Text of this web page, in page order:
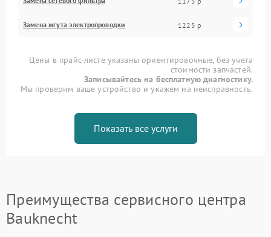
Замена жгута электропроводки 1225 р
Цены в прайс-листе указаны ориентировочные, без учета
стоимости запчастей.
Записывайтесь на бесплатную диагностику.
Мы проверим ваше устройство и укажем на неисправность.
Показать все услуги
Преимущества сервисного центра
Bauknecht